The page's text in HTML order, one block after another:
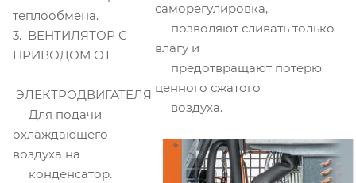
теплообмена.
3. ВЕНТИЛЯТОР С
ПРИВОДОМ ОТ
ЭЛЕКТРОДВИГАТЕЛЯ
Для подачи
охлаждающего
воздуха на
конденсатор.
саморегулировка,
позволяют сливать только
влагу и
предотвращают потерю
ценного сжатого
воздуха.